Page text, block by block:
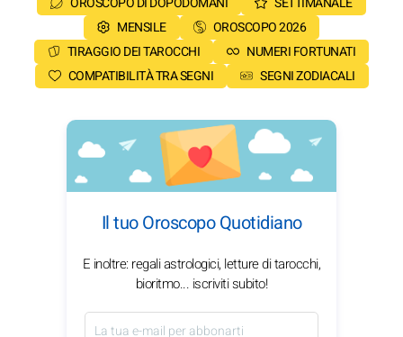
MENSILE
OROSCOPO 2026
TIRAGGIO DEI TAROCCHI
NUMERI FORTUNATI
COMPATIBILITÀ TRA SEGNI
SEGNI ZODIACALI
Il tuo Oroscopo Quotidiano
E inoltre: regali astrologici, letture di tarocchi,
bioritmo... iscriviti subito!